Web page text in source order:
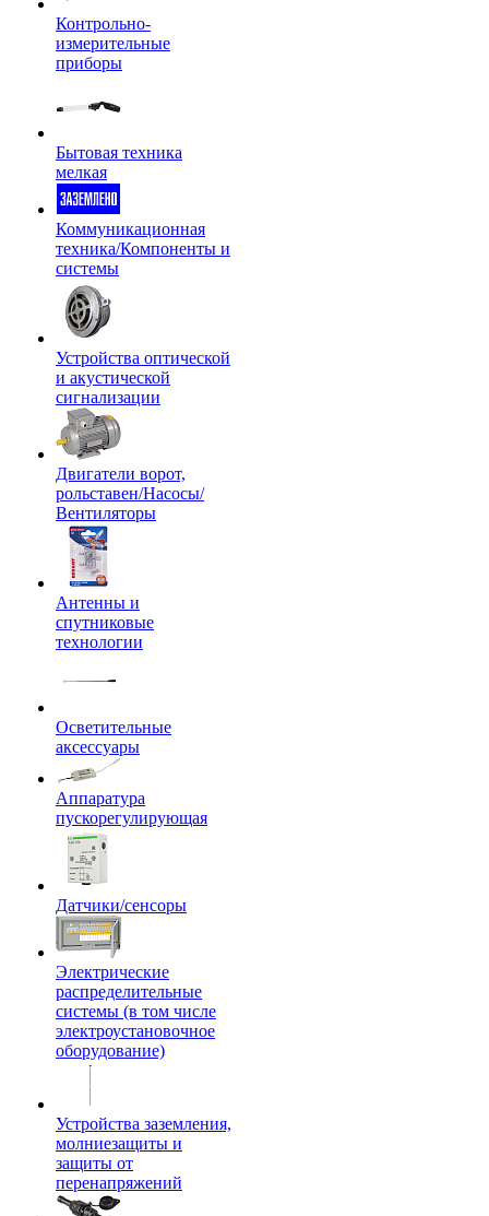
Контрольно-
измерительные
приборы
Бытовая техника
мелкая
Коммуникационная
техника/Компоненты и
системы
Устройства оптической
и акустической
сигнализации
Двигатели ворот,
рольставен/Насосы/
Вентиляторы
Антенны и
спутниковые
технологии
Осветительные
аксессуары
Аппаратура
пускорегулирующая
Датчики/сенсоры
Электрические
распределительные
системы (в том числе
электроустановочное
оборудование)
Устройства заземления,
молниезащиты и
защиты от
перенапряжений